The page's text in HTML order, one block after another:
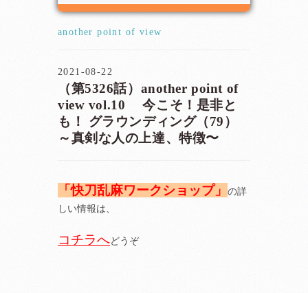
another point of view
2021-08-22
（第5326話）another point of
view vol.10 今こそ！是非と
も！ グラウンディング（79）
～真剣な人の上達、特徴〜
「快刀乱麻ワークショップ」
の詳
しい情報は、
コチラへどうぞ